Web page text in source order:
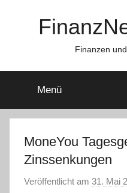
Finanzen
Menü
MoneYou
Zinssenkungen
Veröffentlicht am 31. Mai